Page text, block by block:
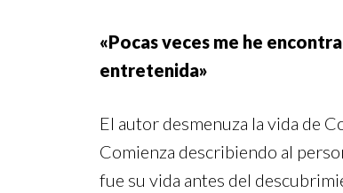
«Pocas veces me he
entretenida»
El autor desmenuza la vida de
Comienza describiendo al
fue su vida antes del